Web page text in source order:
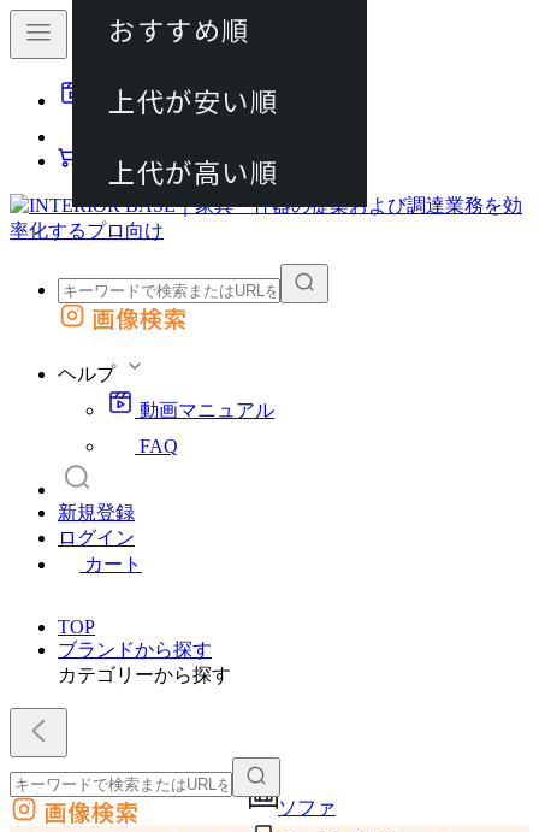
動画マニュアル
カート
外部サイトの商品をカートに追加
画像検索
ヘルプ
動画マニュアル
FAQ
新規登録
ログイン
カート
TOP
ブランドから探す
カテゴリーから探す
ソファ
外部サイトの商品をカートに追加
画像検索
おすすめ順
上代が安い順
上代が高い順